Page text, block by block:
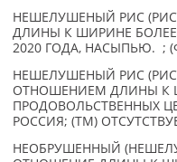
НЕШЕЛУШЕНЫЙ РИС
ДЛИНЫ К ШИРИНЕ БОЛЕЕ
2020 ГОДА, НАСЫПЬЮ. ;
НЕШЕЛУШЕНЫЙ РИС
ОТНОШЕНИЕМ ДЛИНЫ К
ПРОДОВОЛЬСТВЕННЫХ
РОССИЯ; (TM)
НЕОБРУШЕННЫЙ